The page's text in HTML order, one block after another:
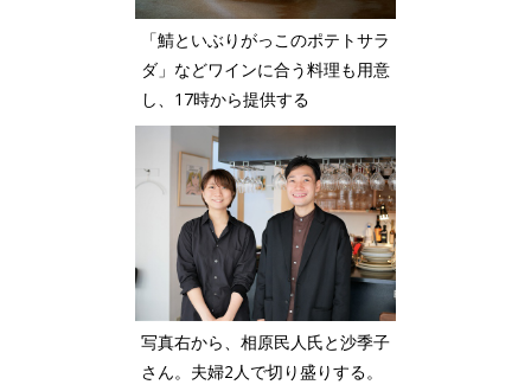
「鯖といぶりがっこのポテトサラ
ダ」などワインに合う料理も用意
し、17時から提供する
写真右から、相原民人氏と沙季子
さん。夫婦2人で切り盛りする。